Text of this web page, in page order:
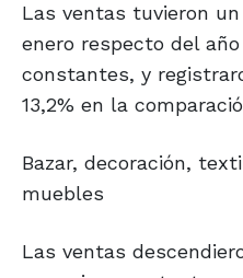
Las ventas tuvieron un
enero respecto del
constantes, y
13,2% en la
Bazar, decoración,
muebles
Las ventas